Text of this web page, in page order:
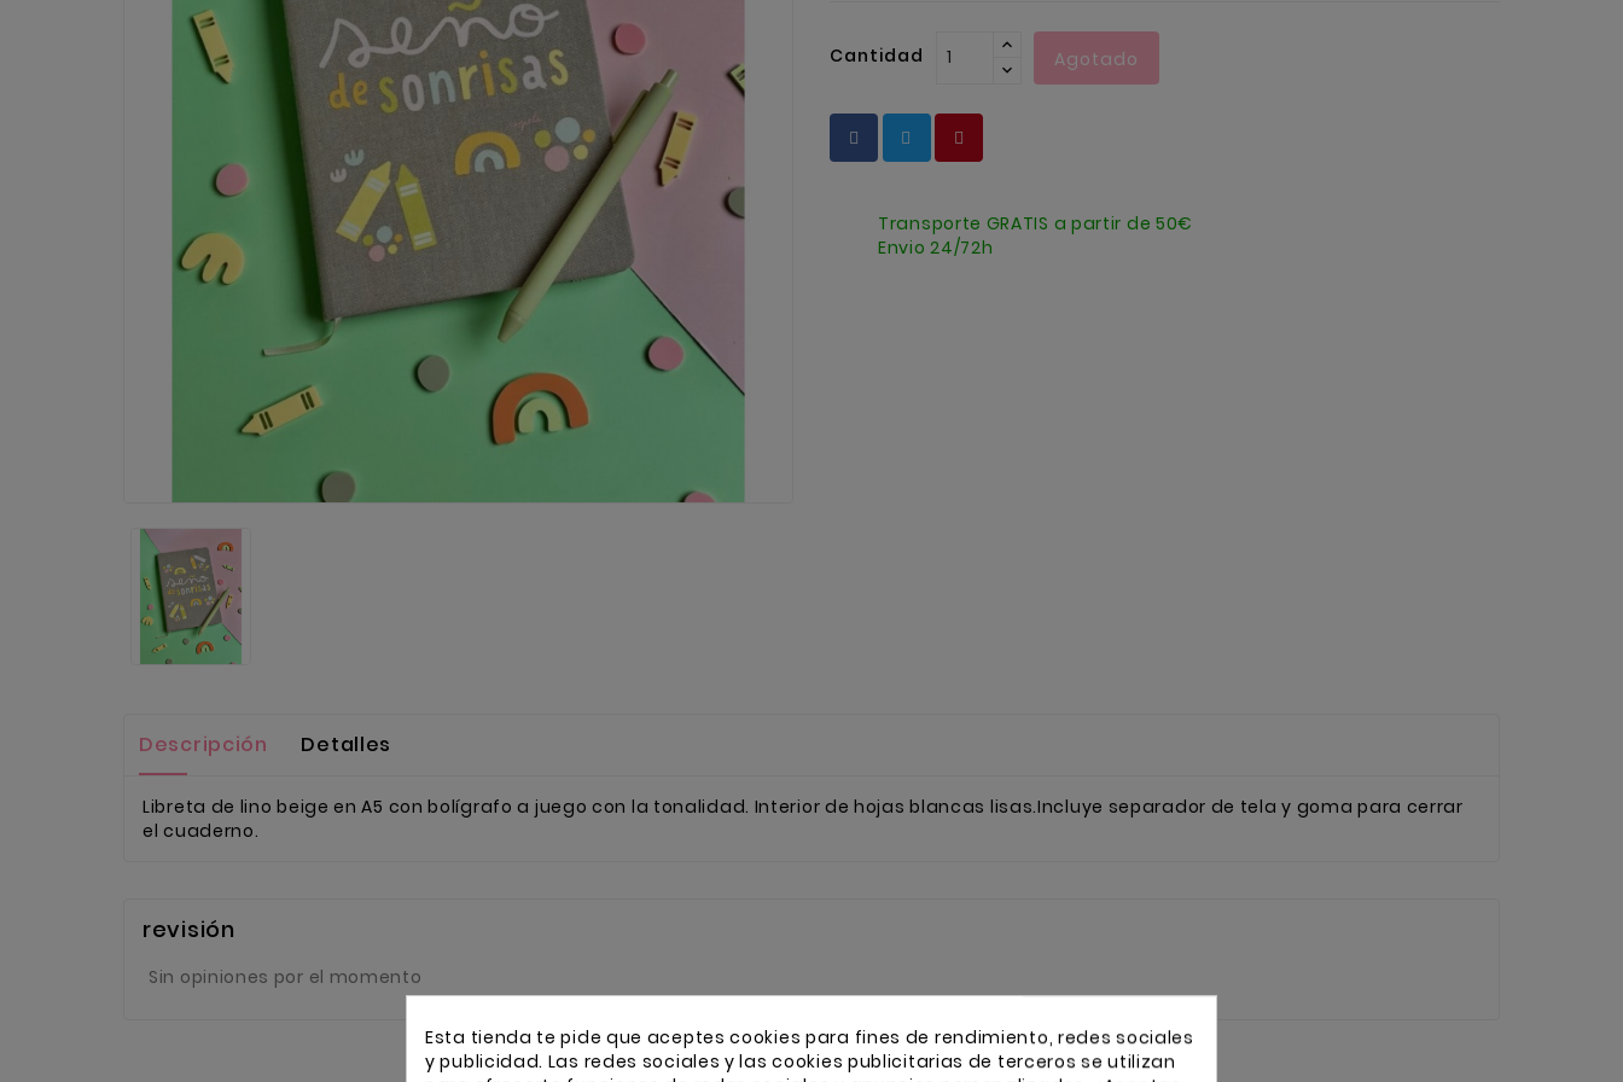
Cantidad Agotado
Transporte GRATIS a partir de 50€
Envio 24/72h
Descripción Detalles
Libreta de lino beige en A5 con bolígrafo a juego con la tonalidad. Interior de hojas blancas lisas.Incluye separador de tela y goma para cerrar
el cuaderno.
revisión
Sin opiniones por el momento
Esta tienda te pide que aceptes cookies para fines de rendimiento, redes sociales
y publicidad. Las redes sociales y las cookies publicitarias de terceros se utilizan